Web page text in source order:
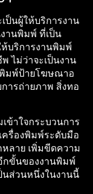
ป็นผู้ให้บริการงาน
านพิมพ์ ที่เป็น
บริการงานพิมพ์
ไม่ว่าจะเป็นงาน
มพ์ป้ายโฆษณาอ
ารถ่ายภาพ สิ่งทอ
ข้าใจกระบวนการ
ครื่องพิมพ์ระดับมือ
ลาย เพิ่มขีดความ
กขั้นของงานพิมพ์
นส่วนหนึ่งในงานนี้